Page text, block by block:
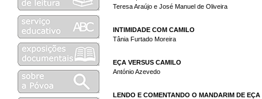
Teresa Araújo e José Manuel de Oliveira
INTIMIDADE COM CAMILO
Tânia Furtado Moreira
EÇA VERSUS CAMILO
António Azevedo
LENDO E COMENTANDO O MANDARIM DE EÇA